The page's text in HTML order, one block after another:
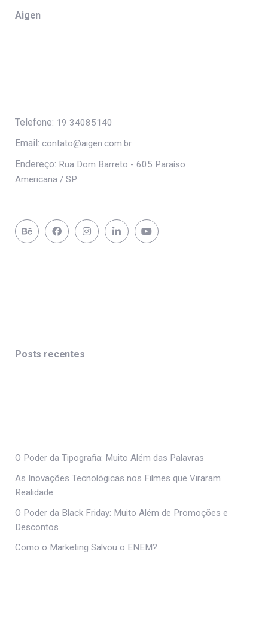
Aigen
Telefone: 19 34085140
Email: contato@aigen.com.br
Endereço: Rua Dom Barreto - 605 Paraíso
Americana / SP
Posts recentes
O Poder da Tipografia: Muito Além das Palavras
As Inovações Tecnológicas nos Filmes que Viraram
Realidade
O Poder da Black Friday: Muito Além de Promoções e
Descontos
Como o Marketing Salvou o ENEM?